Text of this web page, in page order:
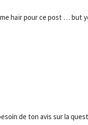
haïr pour ce post … but
de ton avis sur la